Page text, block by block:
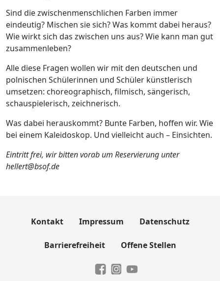
Sind die zwischenmenschlichen Farben immer
eindeutig? Mischen sie sich? Was kommt dabei heraus?
Wie wirkt sich das zwischen uns aus? Wie kann man gut
zusammenleben?
Alle diese Fragen wollen wir mit den deutschen und
polnischen Schülerinnen und Schüler künstlerisch
umsetzen: choreographisch, filmisch, sängerisch,
schauspielerisch, zeichnerisch.
Was dabei herauskommt? Bunte Farben, hoffen wir. Wie
bei einem Kaleidoskop. Und vielleicht auch – Einsichten.
Eintritt frei, wir bitten vorab um Reservierung unter
hellert@bsof.de
Kontakt Impressum Datenschutz
Barrierefreiheit Offene Stellen